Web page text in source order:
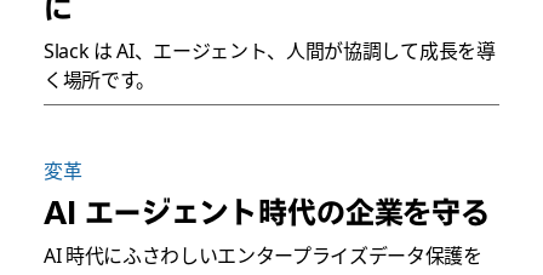
Slack は AI、エージェント、人間が協調して成長を導
く場所です。
変革
AI エージェント時代の企業を守る
AI 時代にふさわしいエンタープライズデータ保護を